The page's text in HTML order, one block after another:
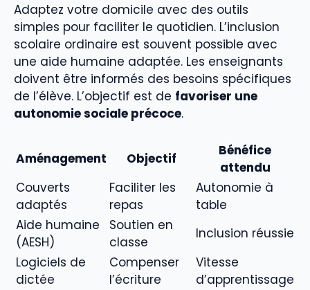
Adaptez votre domicile avec des outils
simples pour faciliter le quotidien. L’inclusion
scolaire ordinaire est souvent possible avec
une aide humaine adaptée. Les enseignants
doivent être informés des besoins spécifiques
de l’élève. L’objectif est de favoriser une
autonomie sociale précoce.
Aménagement Objectif
Bénéfice
attendu
Couverts
adaptés
Faciliter les
repas
Autonomie à
table
Aide humaine
(AESH)
Soutien en
classe
Inclusion réussie
Logiciels de
dictée
Compenser
l’écriture
Vitesse
d’apprentissage